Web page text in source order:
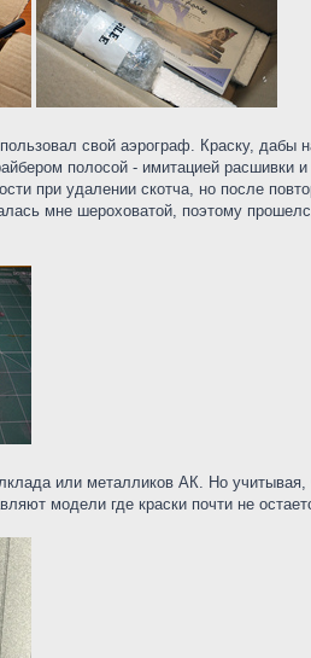
свой аэрограф. Краску,
полосой - имитацией расшивки
при удалении скотча, но после
мне шероховатой, поэтому
или металликов АК. Но
модели где краски почти не